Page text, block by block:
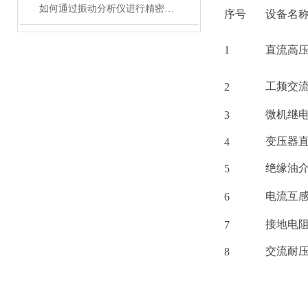
如何通过振动分析仪进行精密诊断
序号
设备名
1 直流高
2 工频交
3 微机继
4 变压器
5 绝缘油
6 电流互
7 接地电
8 交流耐